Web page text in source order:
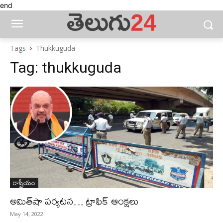
end
Tags Thukkuguda
Tag: thukkuguda
రాష్ట్రీయం
అమిత్‌షా పర్యటన… ట్రాఫిక్‌ ఆంక్షలు
May 14, 2022